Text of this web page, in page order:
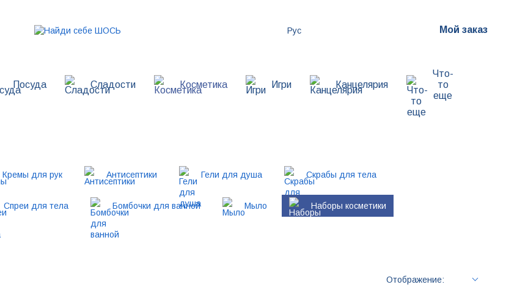
Рус Мой заказ
Посуда Сладости Косметика Игри Канцелярия
Что-
то
еще
Кремы для рук Антисептики Гели для душа Скрабы для тела
Спреи для тела Бомбочки для ванной Мыло Наборы косметики
Отображение: